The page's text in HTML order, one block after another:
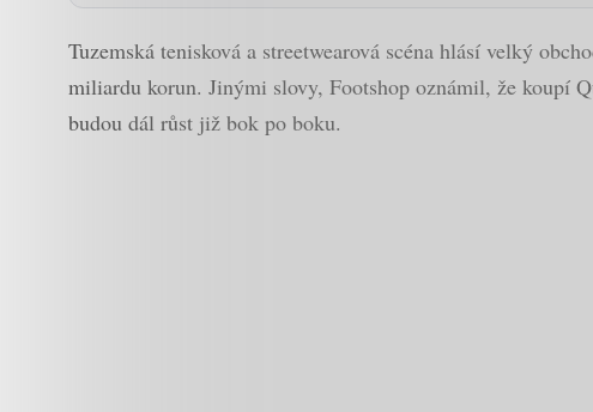
Tuzemská tenisková a streetwearová scéna hlásí velký
miliardu korun. Jinými slovy, Footshop oznámil, že koupí
budou dál růst již bok po boku.